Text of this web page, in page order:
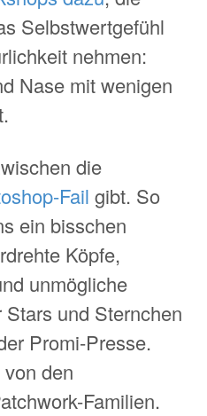
Selbstwertgefühl
nehmen:
Nase mit wenigen
die
Fail gibt. So
ein bisschen
Köpfe,
unmögliche
und Sternchen
Promi-Presse.
den
Familien.